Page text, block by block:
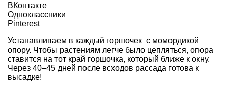
ВКонтакте
Одноклассники
Pinterest
Устанавливаем в каждый горшочек с момордикой
опору. Чтобы растениям легче было цепляться, опора
ставится на тот край горшочка, который ближе к окну.
Через 40–45 дней после всходов рассада готова к
высадке!